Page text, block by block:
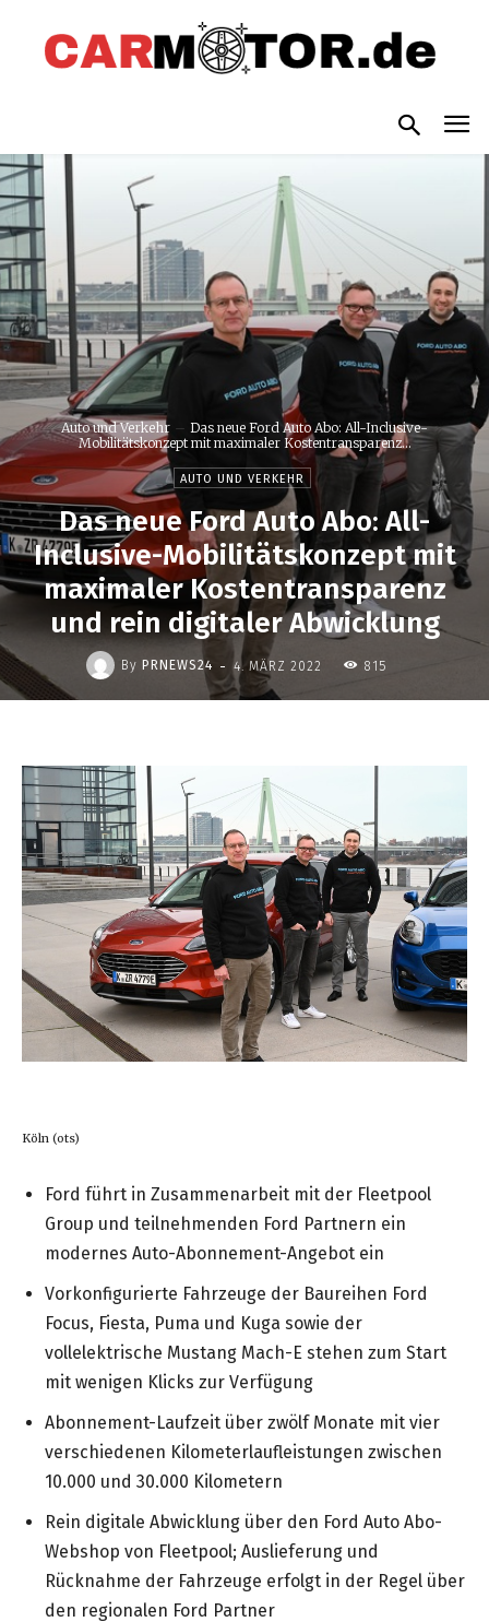
Auto und Verkehr
Das neue Ford Auto Abo: All-Inclusive-
Mobilitätskonzept mit maximaler Kostentransparenz...
AUTO UND VERKEHR
Das neue Ford Auto Abo: All-
Inclusive-Mobilitätskonzept mit
maximaler Kostentransparenz
und rein digitaler Abwicklung
By PRNEWS24 - 4. MÄRZ 2022 815
Köln (ots)
Ford führt in Zusammenarbeit mit der Fleetpool
Group und teilnehmenden Ford Partnern ein
modernes Auto-Abonnement-Angebot ein
Vorkonfigurierte Fahrzeuge der Baureihen Ford
Focus, Fiesta, Puma und Kuga sowie der
vollelektrische Mustang Mach-E stehen zum Start
mit wenigen Klicks zur Verfügung
Abonnement-Laufzeit über zwölf Monate mit vier
verschiedenen Kilometerlaufleistungen zwischen
10.000 und 30.000 Kilometern
Rein digitale Abwicklung über den Ford Auto Abo-
Webshop von Fleetpool; Auslieferung und
Rücknahme der Fahrzeuge erfolgt in der Regel über
den regionalen Ford Partner